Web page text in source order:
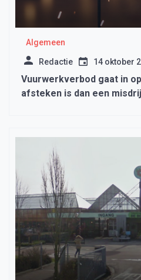
Algemeen
Redactie 14 oktober
Vuurwerkverbod gaat in
afsteken is dan een